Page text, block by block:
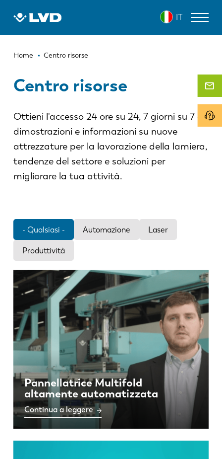
IT
Briciole
pane
Home Centro risorse
Centro risorse
Ottieni l'accesso 24 ore su 24, 7 giorni su 7 a
dimostrazioni e informazioni su nuove
attrezzature per la lavorazione della lamiera,
tendenze del settore e soluzioni per
migliorare la tua attività.
- Qualsiasi - Automazione Laser
Produttività
Pannellatrice Multifold
altamente automatizzata
Continua a leggere
MACCHINE PER IL TAGLIO LASER
PUNZONATRICI
SOFTWARE
SERVIZIO CLIENTI
Notizie
Scopri LVD
Storie di clienti
Eventi
Centro risorse
Settori e soluzioni
Lavora con noi
Contattateci